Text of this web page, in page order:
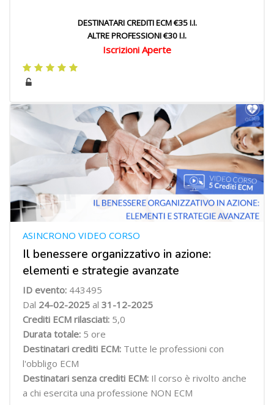
DESTINATARI CREDITI ECM €35 I.I.
ALTRE PROFESSIONI €30 I.I.
Iscrizioni Aperte
Il benessere organizzativo in azione:
elementi e strategie avanzate
ASINCRONO VIDEO CORSO
ID evento: 443495
Dal 24-02-2025 al 31-12-2025
Crediti ECM rilasciati: 5,0
Durata totale: 5 ore
Destinatari crediti ECM: Tutte le professioni con
l'obbligo ECM
Destinatari senza crediti ECM: Il corso è rivolto anche
a chi esercita una professione NON ECM